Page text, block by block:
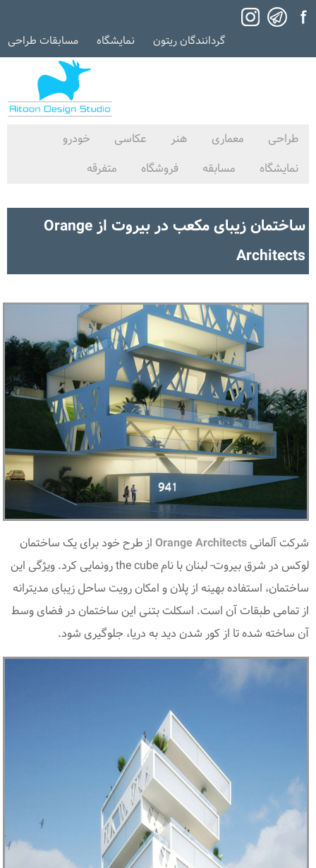
گردانندگان ریتون نمایشگاه مسابقات طراحی
طراحی معماری هنر عکاسی
خودرو
نمایشگاه
مسابقه فروشگاه متفرقه
ساختمان زیبای مکعب در بیروت از Orange
Architects
شرکت آلمانیOrange Architectsاز طرح خود برای یک ساختمان
لوکس در شرق بیروت- لبنان با نام the cube رونمایی کرد. ویژگی این
ساختمان، استفاده بهینه از پلان و امکان رویت ساحل زیبای مدیترانه
از تمامی طبقات آن است. اسکلت بتنی این ساختمان در فضای وسط
آن ساخته شده تا از کور شدن دید به دریا، جلوگیری شود.